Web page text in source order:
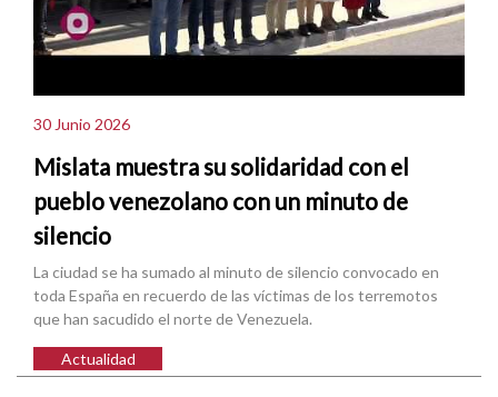
30 Junio 2026
Mislata muestra su solidaridad con el
pueblo venezolano con un minuto de
silencio
La ciudad se ha sumado al minuto de silencio convocado en
toda España en recuerdo de las víctimas de los terremotos
que han sacudido el norte de Venezuela.
Actualidad